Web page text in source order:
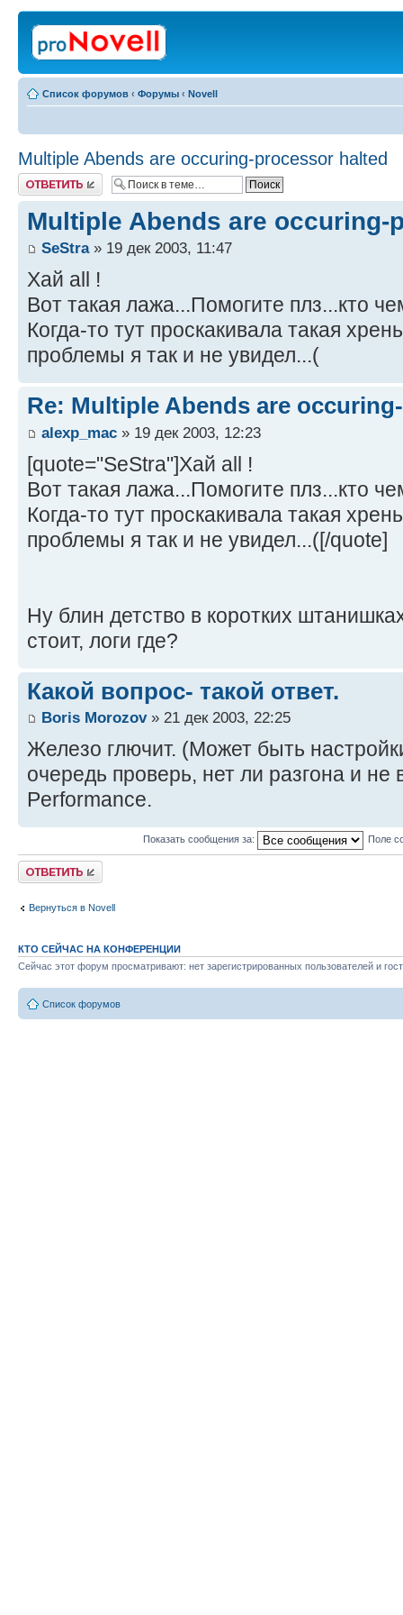
Список форумов ‹ Форумы ‹ Novell
Multiple Abends are occuring-processor halted
Ответить
Multiple Abends are occuring-
SeStra» 19 дек 2003, 11:47
Хай all !
Вот такая лажа...Помогите плз...кто
Когда-то тут проскакивала такая
проблемы я так и не увидел...(
Re: Multiple Abends are
alexp_mac » 19 дек 2003, 12:23
[quote="SeStra"]Хай all !
Вот такая лажа...Помогите плз...кто
Когда-то тут проскакивала такая
проблемы я так и не увидел...([/quote]
Ну блин детство в коротких
стоит, логи где?
Какой вопрос- такой ответ.
Boris Morozov» 21 дек 2003, 22:25
Железо глючит. (Может быть
очередь проверь, нет ли разгона и не
Performance.
Показать сообщения за: Поле
Ответить
Вернуться в Novell
КТО СЕЙЧАС НА КОНФЕРЕНЦИИ
Сейчас этот форум просматривают: нет зарегистрированных пользователей и
Список форумов